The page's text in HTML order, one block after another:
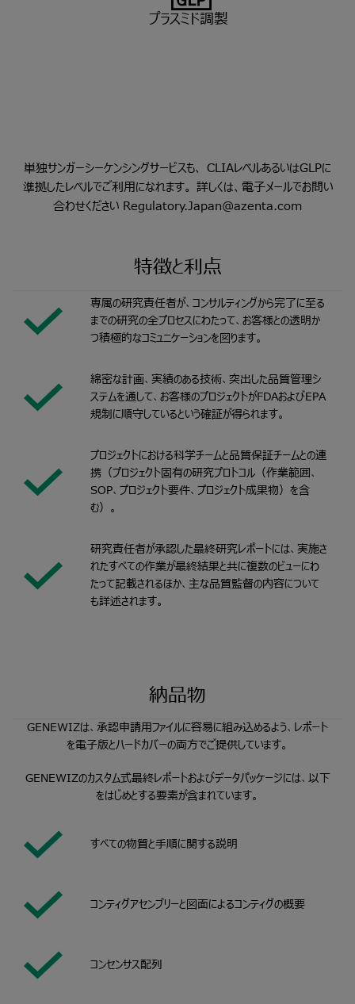
プラスミド調製
単独サンガーシーケンシングサービスも、 CLIAレベルあるいはGLPに
準拠したレベルでご利用になれます。 詳しくは、電子メールでお問い
合わせください Regulatory.Japan@azenta.com
特徴と利点
専属の研究責任者が、コンサルティングから完了に至る
までの研究の全プロセスにわたって、お客様との透明か
つ積極的なコミュニケーションを図ります。
綿密な計画、実績のある技術、突出した品質管理シ
ステムを通して、お客様のプロジェクトがFDAおよびEPA
規制に順守しているという確証が得られます。
プロジェクトにおける科学チームと品質保証チームとの連
携（プロジェクト固有の研究プロトコル（作業範囲、
SOP、プロジェクト要件、プロジェクト成果物）を含
む）。
研究責任者が承認した最終研究レポートには、実施さ
れたすべての作業が最終結果と共に複数のビューにわ
たって記載されるほか、主な品質監督の内容について
も詳述されます。
納品物
GENEWIZは、承認申請用ファイルに容易に組み込めるよう、レポート
を電子版とハードカバーの両方でご提供しています。
GENEWIZのカスタム式最終レポートおよびデータパッケージには、以下
をはじめとする要素が含まれています。
すべての物質と手順に関する説明
コンティグアセンブリーと図面によるコンティグの概要
コンセンサス配列